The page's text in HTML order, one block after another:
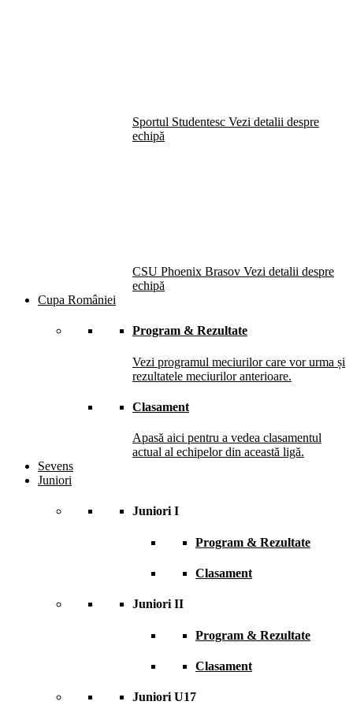
Sportul Studentesc Vezi detalii despre
echipă
CSU Phoenix Brasov Vezi detalii despre
echipă
Cupa României
Program & Rezultate
Vezi programul meciurilor care vor urma și
rezultatele meciurilor anterioare.
Clasament
Apasă aici pentru a vedea clasamentul
actual al echipelor din această ligă.
Sevens
Juniori
Juniori I
Program & Rezultate
Clasament
Juniori II
Program & Rezultate
Clasament
Juniori U17